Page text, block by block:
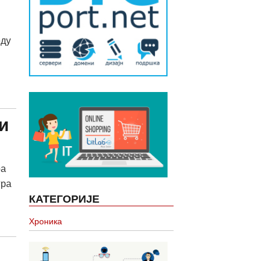
КАТЕГОРИЈЕ
Хроника